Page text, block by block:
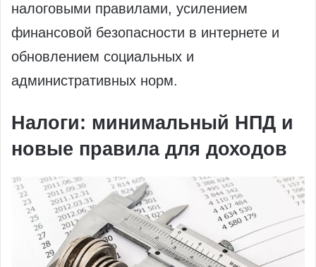
налоговыми правилами, усилением
финансовой безопасности в интернете и
обновлением социальных и
административных норм.
Налоги: минимальный НПД и
новые правила для доходов